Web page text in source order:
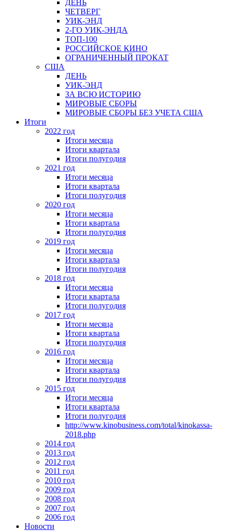
ДЕНЬ
ЧЕТВЕРГ
УИК-ЭНД
2-ГО УИК-ЭНДА
ТОП-100
РОССИЙСКОЕ КИНО
ОГРАНИЧЕННЫЙ ПРОКАТ
США
ДЕНЬ
УИК-ЭНД
ЗА ВСЮ ИСТОРИЮ
МИРОВЫЕ СБОРЫ
МИРОВЫЕ СБОРЫ БЕЗ УЧЕТА США
Итоги
2022 год
Итоги месяца
Итоги квартала
Итоги полугодия
2021 год
Итоги месяца
Итоги квартала
Итоги полугодия
2020 год
Итоги месяца
Итоги квартала
Итоги полугодия
2019 год
Итоги месяца
Итоги квартала
Итоги полугодия
2018 год
Итоги месяца
Итоги квартала
Итоги полугодия
2017 год
Итоги месяца
Итоги квартала
Итоги полугодия
2016 год
Итоги месяца
Итоги квартала
Итоги полугодия
2015 год
Итоги месяца
Итоги квартала
Итоги полугодия
http://www.kinobusiness.com/total/kinokassa-
2018.php
2014 год
2013 год
2012 год
2011 год
2010 год
2009 год
2008 год
2007 год
2006 год
Новости